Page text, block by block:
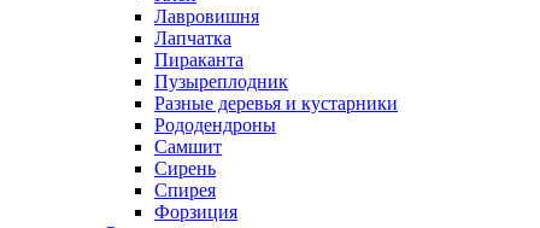
Лавровишня
Лапчатка
Пираканта
Пузыреплодник
Разные деревья и кустарники
Рододендроны
Самшит
Сирень
Спирея
Форзиция